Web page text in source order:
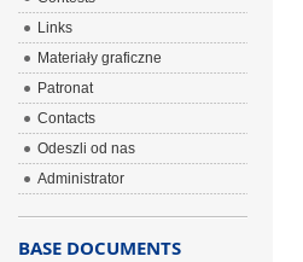
Links
Materiały graficzne
Patronat
Contacts
Odeszli od nas
Administrator
BASE DOCUMENTS